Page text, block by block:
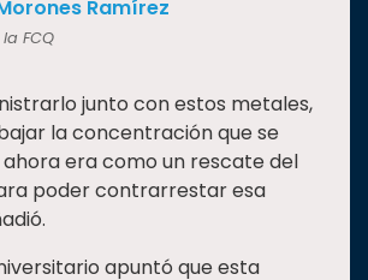
Ramírez
FCQ
junto con estos metales,
la concentración que se
era como un rescate del
poder contrarrestar esa
apuntó que esta